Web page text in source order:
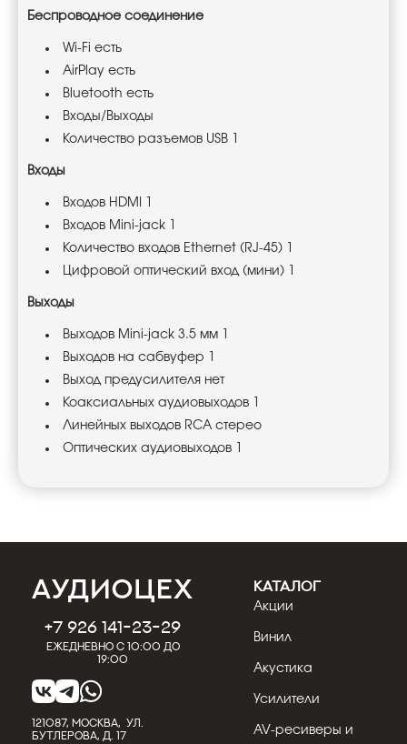
Беспроводное соединение
Wi-Fi есть
AirPlay есть
Bluetooth есть
Входы/Выходы
Количество разъемов USB 1
Входы
Входов HDMI 1
Входов Mini-jack 1
Количество входов Ethernet (RJ-45) 1
Цифровой оптический вход (мини) 1
Выходы
Выходов Mini-jack 3.5 мм 1
Выходов на сабвуфер 1
Выход предусилителя нет
Коаксиальных аудиовыходов 1
Линейных выходов RCA стерео
Оптических аудиовыходов 1
+7 926 141-23-29
Ежедневно с 10:00 до
19:00
121087, МОСКВА, УЛ.
БУТЛЕРОВА, Д. 17
КАТАЛОГ
Акции
Винил
Акустика
Усилители
AV-ресиверы и